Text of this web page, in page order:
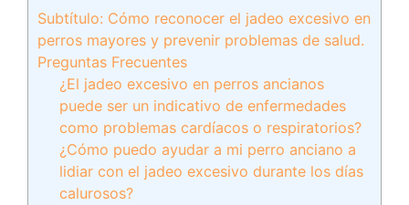
Subtítulo: Cómo reconocer el jadeo excesivo en
perros mayores y prevenir problemas de salud.
Preguntas Frecuentes
¿El jadeo excesivo en perros ancianos
puede ser un indicativo de enfermedades
como problemas cardíacos o respiratorios?
¿Cómo puedo ayudar a mi perro anciano a
lidiar con el jadeo excesivo durante los días
calurosos?